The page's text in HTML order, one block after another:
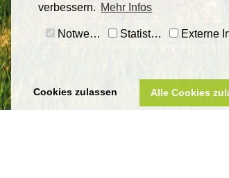
verbessern. Mehr Infos
Notwendig Statistiken Externe
Cookies zulassen Alle Cookies